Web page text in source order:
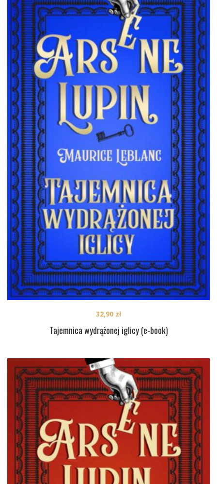
Tajemnica wydrążonej iglicy (e-book)
32,90 zł